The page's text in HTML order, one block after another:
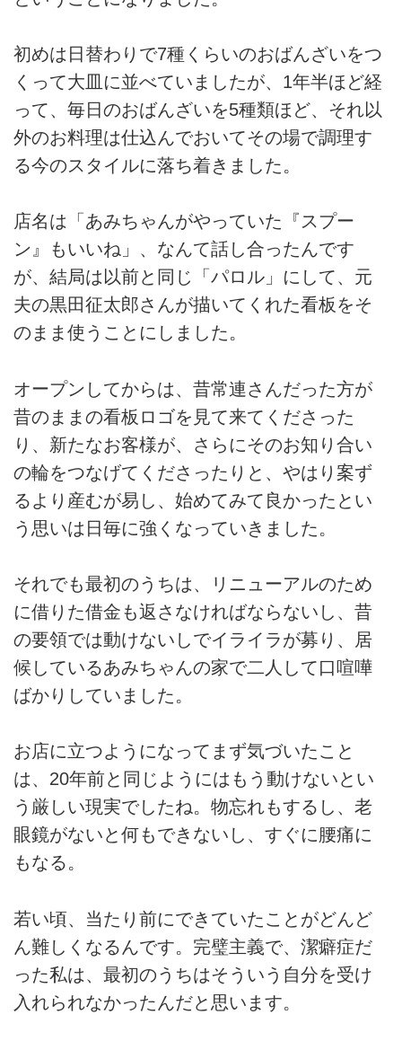
初めは日替わりで7種くらいのおばんざいをつ
くって大皿に並べていましたが、1年半ほど経
って、毎日のおばんざいを5種類ほど、それ以
外のお料理は仕込んでおいてその場で調理す
る今のスタイルに落ち着きました。
店名は「あみちゃんがやっていた『スプー
ン』もいいね」、なんて話し合ったんです
が、結局は以前と同じ「パロル」にして、元
夫の黒田征太郎さんが描いてくれた看板をそ
のまま使うことにしました。
オープンしてからは、昔常連さんだった方が
昔のままの看板ロゴを見て来てくださった
り、新たなお客様が、さらにそのお知り合い
の輪をつなげてくださったりと、やはり案ず
るより産むが易し、始めてみて良かったとい
う思いは日毎に強くなっていきました。
それでも最初のうちは、リニューアルのため
に借りた借金も返さなければならないし、昔
の要領では動けないしでイライラが募り、居
候しているあみちゃんの家で二人して口喧嘩
ばかりしていました。
お店に立つようになってまず気づいたこと
は、20年前と同じようにはもう動けないとい
う厳しい現実でしたね。物忘れもするし、老
眼鏡がないと何もできないし、すぐに腰痛に
もなる。
若い頃、当たり前にできていたことがどんど
ん難しくなるんです。完璧主義で、潔癖症だ
った私は、最初のうちはそういう自分を受け
入れられなかったんだと思います。